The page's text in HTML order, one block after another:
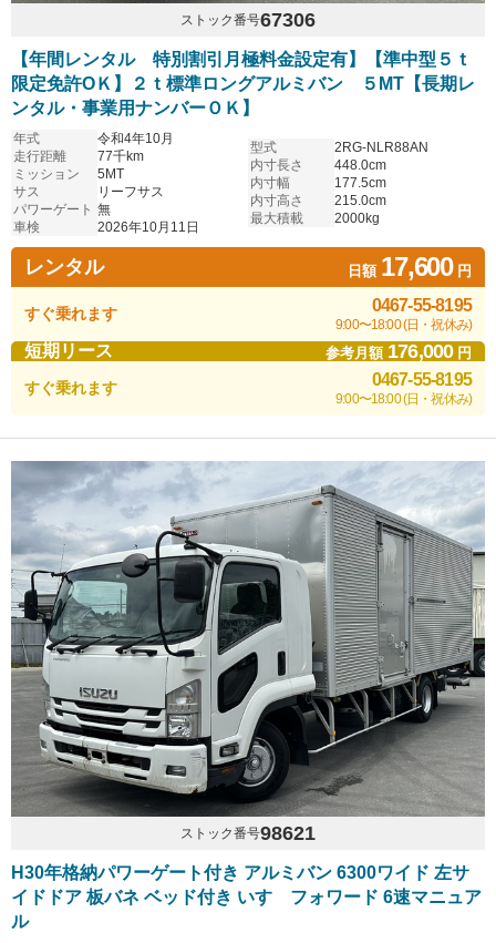
ストック番号67306
【年間レンタル 特別割引月極料金設定有】【準中型５ｔ
限定免許OＫ】２ｔ標準ロングアルミバン ５MT【長期レ
ンタル・事業用ナンバーＯＫ】
年式
令和4年10月
走行距離
77千km
ミッション
5MT
サス
リーフサス
パワーゲート 無
車検
2026年10月11日
型式
2RG-NLR88AN
内寸長さ
448.0cm
内寸幅
177.5cm
内寸高さ
215.0cm
最大積載
2000kg
レンタル 日額 17,600円
すぐ乗れます 0467-55-8195
9:00〜18:00 (日・祝休み)
短期リース 参考月額 176,000円
すぐ乗れます 0467-55-8195
9:00〜18:00 (日・祝休み)
ストック番号98621
H30年格納パワーゲート付き アルミバン 6300ワイド 左サ
イドドア 板バネ ベッド付き いすゞフォワード 6速マニュア
ル